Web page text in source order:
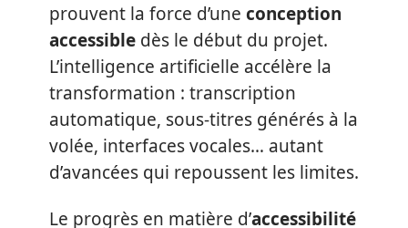
prouvent la force d’une conception
accessible dès le début du projet.
L’intelligence artificielle accélère la
transformation : transcription
automatique, sous-titres générés à la
volée, interfaces vocales… autant
d’avancées qui repoussent les limites.
Le progrès en matière d’accessibilité